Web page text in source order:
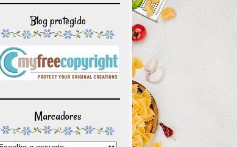
Blog protegido
Marcadores